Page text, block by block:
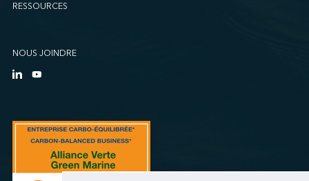
RESSOURCES
NOUS JOINDRE